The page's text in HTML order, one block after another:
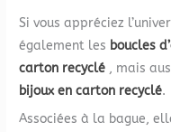
Si vous appréciez
également les boucles
carton recyclé , mais
bijoux en carton recyclé.
Associées à la bague,